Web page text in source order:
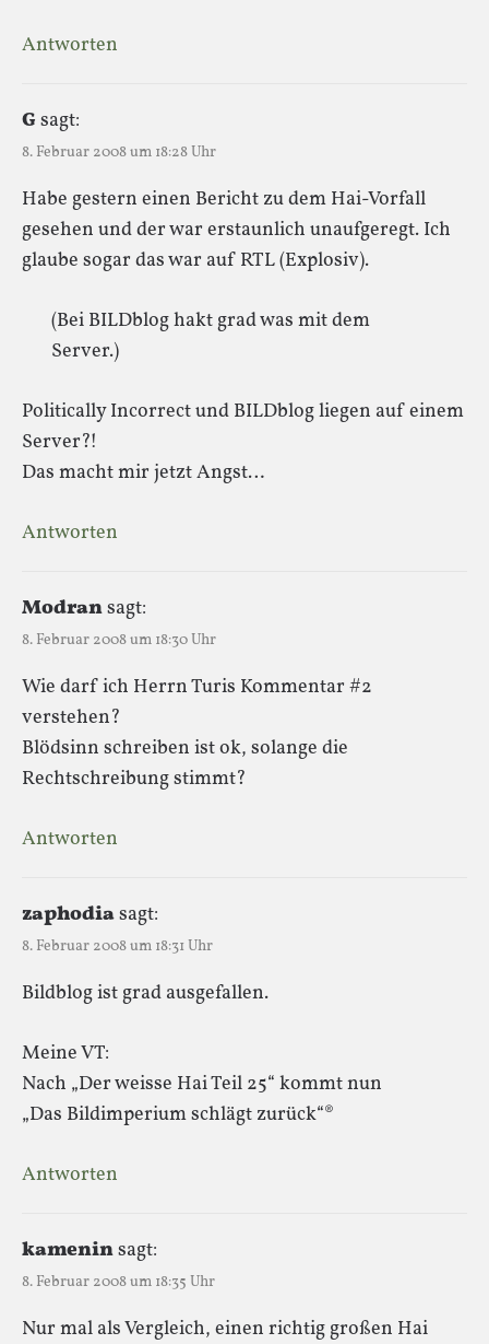
Antworten
G sagt:
8. Februar 2008 um 18:28 Uhr
Habe gestern einen Bericht zu dem Hai-Vorfall
gesehen und der war erstaunlich unaufgeregt. Ich
glaube sogar das war auf RTL (Explosiv).
(Bei BILDblog hakt grad was mit dem
Server.)
Politically Incorrect und BILDblog liegen auf einem
Server?!
Das macht mir jetzt Angst…
Antworten
Modransagt:
8. Februar 2008 um 18:30 Uhr
Wie darf ich Herrn Turis Kommentar #2
verstehen?
Blödsinn schreiben ist ok, solange die
Rechtschreibung stimmt?
Antworten
zaphodiasagt:
8. Februar 2008 um 18:31 Uhr
Bildblog ist grad ausgefallen.
Meine VT:
Nach „Der weisse Hai Teil 25“ kommt nun
„Das Bildimperium schlägt zurück“®
Antworten
kameninsagt:
8. Februar 2008 um 18:35 Uhr
Nur mal als Vergleich, einen richtig großen Hai